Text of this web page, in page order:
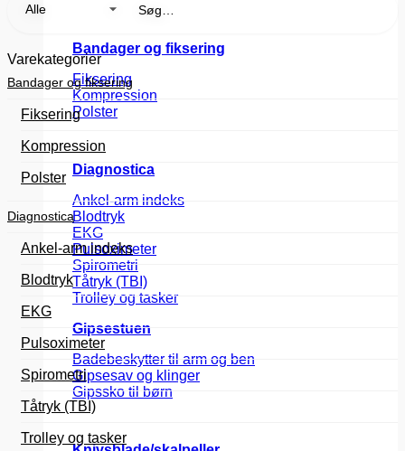
Bandager og fiksering
Fiksering
Kompression
Polster
Diagnostica
Ankel-arm indeks
Blodtryk
EKG
Pulsoximeter
Spirometri
Tåtryk (TBI)
Trolley og tasker
Gipsestuen
Badebeskytter til arm og ben
Gipsesav og klinger
Gipssko til børn
efter:
Varekategorier
Bandager og fiksering
Fiksering
Kompression
Polster
Diagnostica
Ankel-arm indeks
Blodtryk
EKG
Pulsoximeter
Spirometri
Tåtryk (TBI)
Trolley og tasker